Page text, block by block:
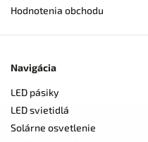
Hodnotenia obchodu
Navigácia
LED pásiky
LED svietidlá
Solárne osvetlenie